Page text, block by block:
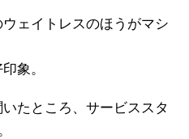
ェイトレスのほうがマシ
象。
たところ、サービススタ